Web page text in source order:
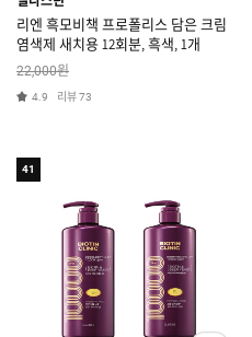
리엔 흑모비책 프로폴리스 담은 크림
염색제 새치용 12회분, 흑색, 1개
22,000원
4.9 리뷰73
41